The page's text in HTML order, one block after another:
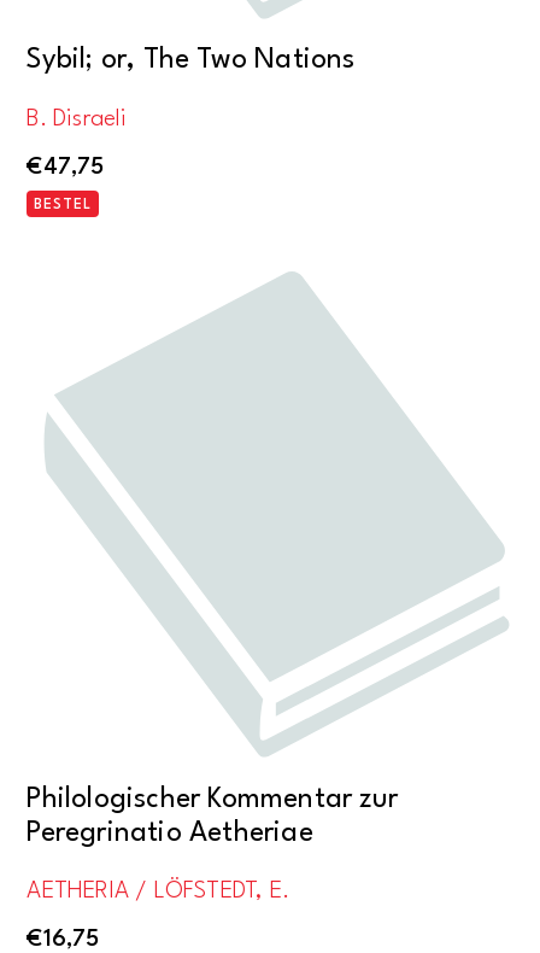
Sybil; or, The Two Nations
B. Disraeli
€47,75
BESTEL
Philologischer Kommentar zur
Peregrinatio Aetheriae
AETHERIA / LÖFSTEDT, E.
€16,75